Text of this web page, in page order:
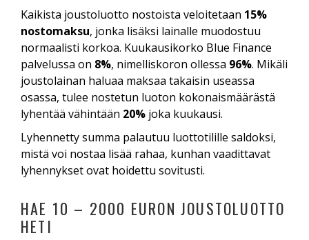
Kaikista joustoluotto nostoista veloitetaan 15%
nostomaksu, jonka lisäksi lainalle muodostuu
normaalisti korkoa. Kuukausikorko Blue Finance
palvelussa on 8%, nimelliskoron ollessa 96%. Mikäli
joustolainan haluaa maksaa takaisin useassa
osassa, tulee nostetun luoton kokonaismäärästä
lyhentää vähintään 20% joka kuukausi.
Lyhennetty summa palautuu luottotilille saldoksi,
mistä voi nostaa lisää rahaa, kunhan vaadittavat
lyhennykset ovat hoidettu sovitusti.
HAE 10 – 2000 EURON JOUSTOLUOTTO
HETI